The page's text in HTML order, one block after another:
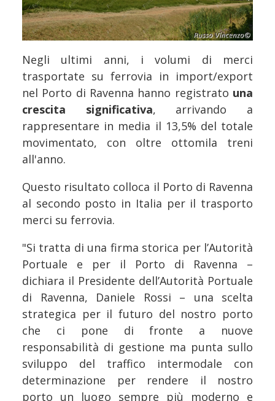
Negli ultimi anni, i volumi di merci
trasportate su ferrovia in import/export
nel Porto di Ravenna hanno registrato una
crescita significativa, arrivando a
rappresentare in media il 13,5% del totale
movimentato, con oltre ottomila treni
all'anno.
Questo risultato colloca il Porto di Ravenna
al secondo posto in Italia per il trasporto
merci su ferrovia.
"Si tratta di una firma storica per l’Autorità
Portuale e per il Porto di Ravenna –
dichiara il Presidente dell’Autorità Portuale
di Ravenna, Daniele Rossi – una scelta
strategica per il futuro del nostro porto
che ci pone di fronte a nuove
responsabilità di gestione ma punta sullo
sviluppo del traffico intermodale con
determinazione per rendere il nostro
porto un luogo sempre più moderno e